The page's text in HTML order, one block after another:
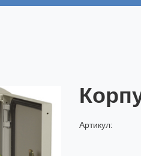
Артикул: